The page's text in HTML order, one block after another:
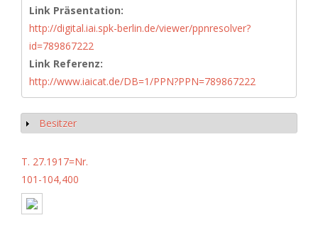
Link Präsentation:
http://digital.iai.spk-berlin.de/viewer/ppnresolver?
id=789867222
Link Referenz:
http://www.iaicat.de/DB=1/PPN?PPN=789867222
Show
Besitzer
T. 27.1917=Nr.
101-104,400